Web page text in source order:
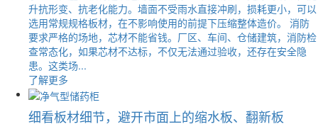
升抗形变、抗老化能力。墙面不受雨水直接冲刷，损耗更小，可以
选用常规规格板材，在不影响使用的前提下压缩整体造价。 消防
要求严格的场地，芯材不能省钱。厂区、车间、仓储建筑，消防检
查常态化，如果芯材不达标，不仅无法通过验收，还存在安全隐
患。这类场...
了解更多
细看板材细节，避开市面上的缩水板、翻新板